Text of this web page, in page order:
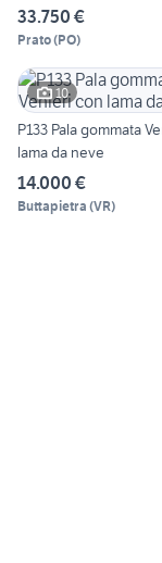
33.750 €
Prato(PO)
10
P133 Pala gommata
lama da neve
14.000 €
Buttapietra (VR)